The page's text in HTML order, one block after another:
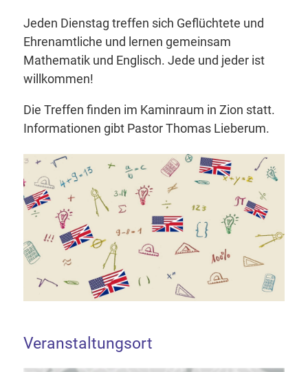
Jeden Dienstag treffen sich Geflüchtete und
Ehrenamtliche und lernen gemeinsam
Mathematik und Englisch. Jede und jeder ist
willkommen!
Die Treffen finden im Kaminraum in Zion statt.
Informationen gibt Pastor Thomas Lieberum.
Veranstaltungsort